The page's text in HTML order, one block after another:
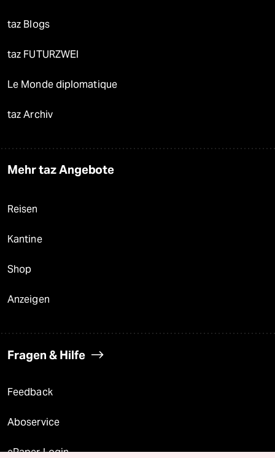
taz Blogs
taz FUTURZWEI
Le Monde diplomatique
taz Archiv
Mehr taz Angebote
Reisen
Kantine
Shop
Anzeigen
Fragen & Hilfe
Feedback
Aboservice
ePaper Login